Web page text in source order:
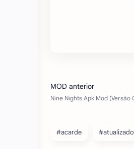
#acarde #atualizado